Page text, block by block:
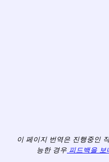
이 페이지 번역은 진행중인
능한 경우 피드백을 보